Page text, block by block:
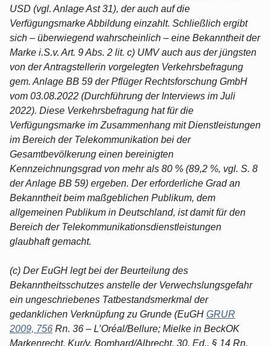
USD (vgl. Anlage Ast 31), der auch auf die
Verfügungsmarke Abbildung einzahlt. Schließlich ergibt
sich – überwiegend wahrscheinlich – eine Bekanntheit der
Marke i.S.v. Art. 9 Abs. 2 lit. c) UMV auch aus der jüngsten
von der Antragstellerin vorgelegten Verkehrsbefragung
gem. Anlage BB 59 der Pflüger Rechtsforschung GmbH
vom 03.08.2022 (Durchführung der Interviews im Juli
2022). Diese Verkehrsbefragung hat für die
Verfügungsmarke im Zusammenhang mit Dienstleistungen
im Bereich der Telekommunikation bei der
Gesamtbevölkerung einen bereinigten
Kennzeichnungsgrad von mehr als 80 % (89,2 %, vgl. S. 8
der Anlage BB 59) ergeben. Der erforderliche Grad an
Bekanntheit beim maßgeblichen Publikum, dem
allgemeinen Publikum in Deutschland, ist damit für den
Bereich der Telekommunikationsdienstleistungen
glaubhaft gemacht.
(c) Der EuGH legt bei der Beurteilung des
Bekanntheitsschutzes anstelle der Verwechslungsgefahr
ein ungeschriebenes Tatbestandsmerkmal der
gedanklichen Verknüpfung zu Grunde (EuGH GRUR
2009, 756 Rn. 36 – L’Oréal/Bellure; Mielke in BeckOK
Markenrecht, Kur/v. Bomhard/Albrecht, 30. Ed., § 14 Rn.